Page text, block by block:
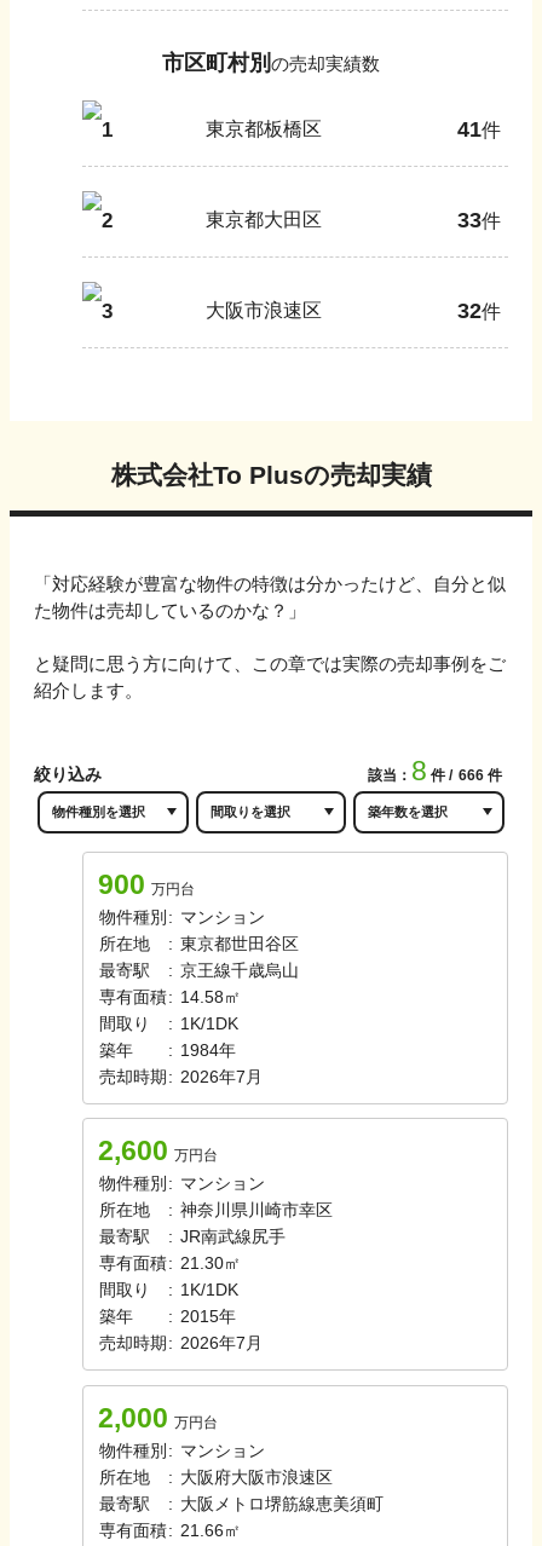
市区町村別 の売却実績数
1 東京都板橋区 41件
2 東京都大田区 33件
3 大阪市浪速区 32件
株式会社To Plusの売却実績
「対応経験が豊富な物件の特徴は分かったけど、自分と似
た物件は売却しているのかな？」
と疑問に思う方に向けて、この章では実際の売却事例をご
紹介します。
絞り込み 該当： 8 件 666 件
900 万円台
物件種別 : マンション
所在地
: 東京都世田谷区
最寄駅
: 京王線千歳烏山
専有面積: 14.58㎡
間取り
: 1K/1DK
築年
: 1984年
売却時期 : 2026年7月
2,600 万円台
物件種別 : マンション
所在地
: 神奈川県川崎市幸区
最寄駅
: JR南武線尻手
専有面積: 21.30㎡
間取り
: 1K/1DK
築年
: 2015年
売却時期 : 2026年7月
2,000 万円台
物件種別 : マンション
所在地
: 大阪府大阪市浪速区
最寄駅
: 大阪メトロ堺筋線恵美須町
専有面積: 21.66㎡